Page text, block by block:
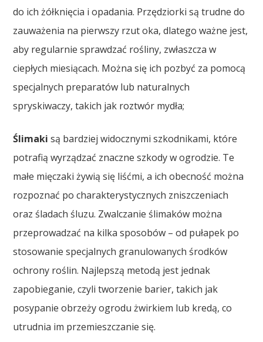
do ich żółknięcia i opadania. Przędziorki są trudne do
zauważenia na pierwszy rzut oka, dlatego ważne jest,
aby regularnie sprawdzać rośliny, zwłaszcza w
ciepłych miesiącach. Można się ich pozbyć za pomocą
specjalnych preparatów lub naturalnych
spryskiwaczy, takich jak roztwór mydła;
Ślimaki są bardziej widocznymi szkodnikami, które
potrafią wyrządzać znaczne szkody w ogrodzie. Te
małe mięczaki żywią się liśćmi, a ich obecność można
rozpoznać po charakterystycznych zniszczeniach
oraz śladach śluzu. Zwalczanie ślimaków można
przeprowadzać na kilka sposobów – od pułapek po
stosowanie specjalnych granulowanych środków
ochrony roślin. Najlepszą metodą jest jednak
zapobieganie, czyli tworzenie barier, takich jak
posypanie obrzeży ogrodu żwirkiem lub kredą, co
utrudnia im przemieszczanie się.